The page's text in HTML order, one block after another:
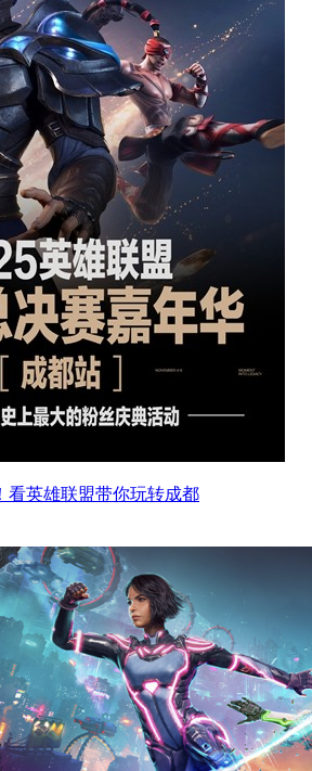
看英雄联盟带你玩转成都